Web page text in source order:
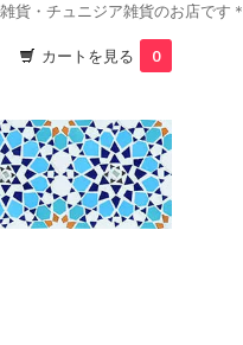
貨・チュニジア雑貨のお店です＊
カートを見る 0